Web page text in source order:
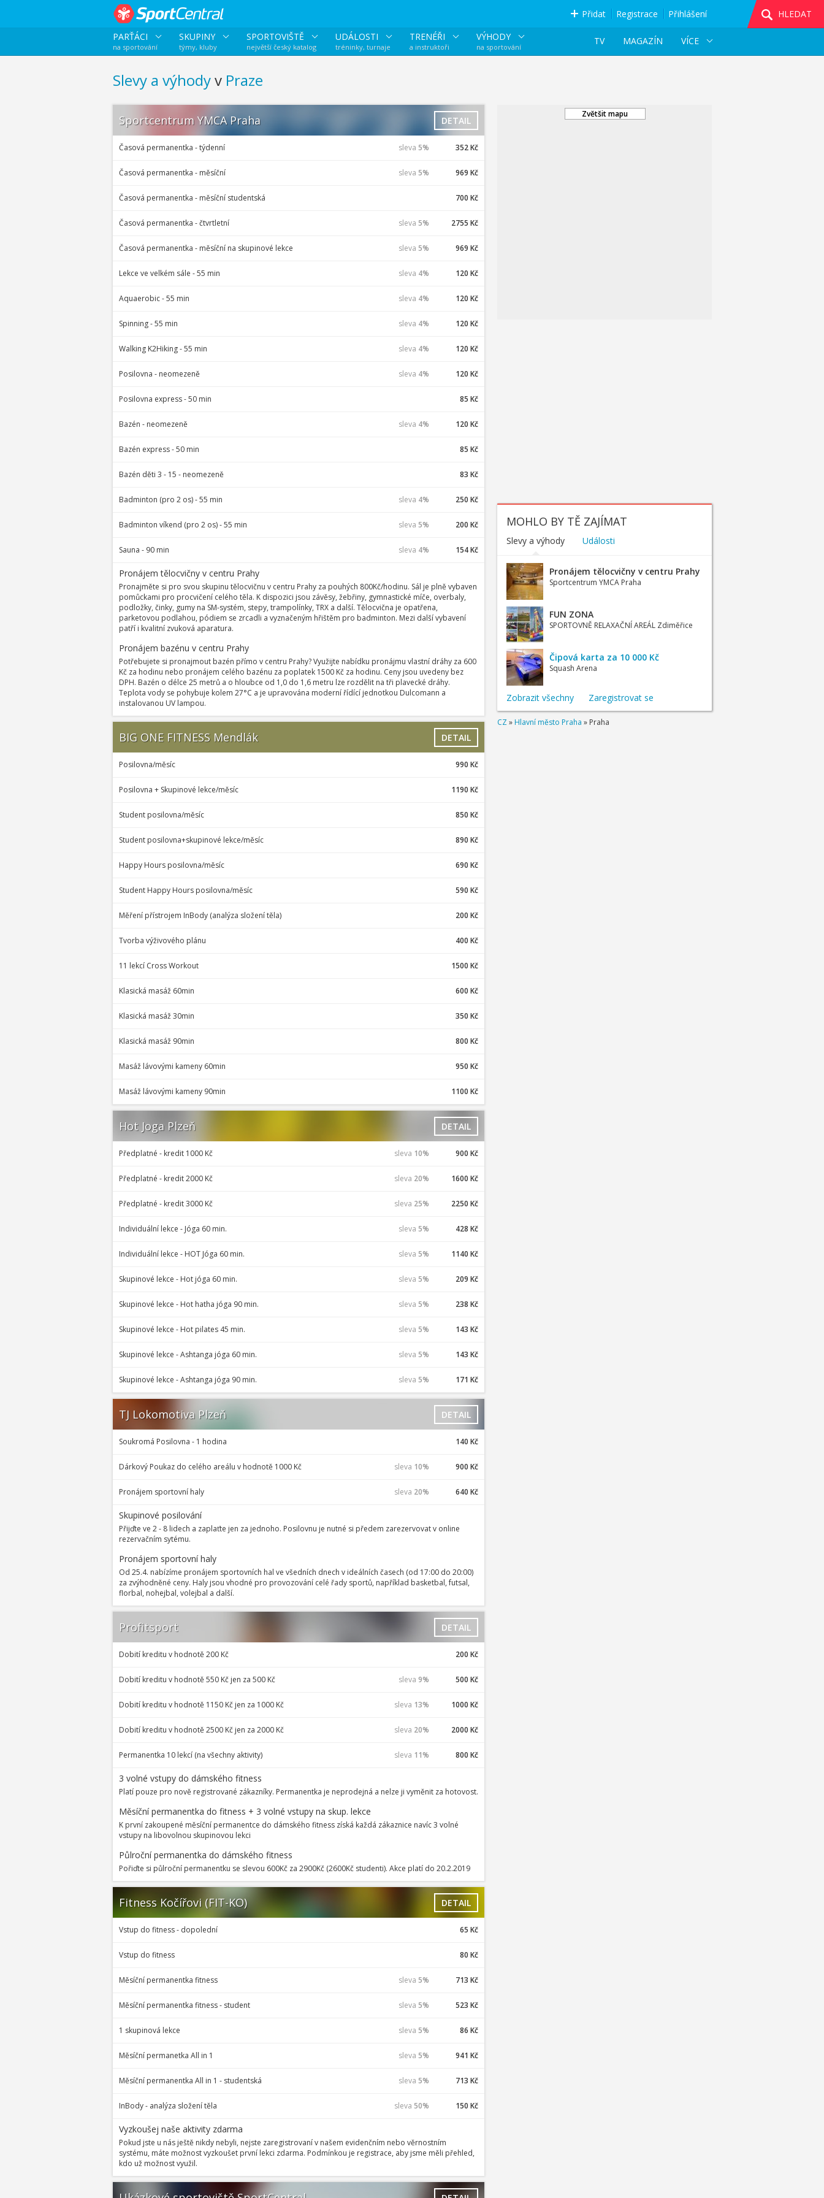
Přidat Registrace Přihlášení
HLEDAT
PARŤÁCI
na sportování
SKUPINY
týmy, kluby
SPORTOVIŠTĚ
největší český katalog
UDÁLOSTI
tréninky, turnaje
TRENÉŘI
a instruktoři
VÝHODY
na sportování
VÍCE
MAGAZÍN
TV
Slevy a výhodyvPraze
Sportcentrum YMCA Praha DETAIL
Časová permanentka - týdenní 352 Kč
sleva 5%
Časová permanentka - měsíční 969 Kč
sleva 5%
Časová permanentka - měsíční studentská 700 Kč
Časová permanentka - čtvrtletní 2755 Kč
sleva 5%
Časová permanentka - měsíční na skupinové lekce 969 Kč
sleva 5%
Lekce ve velkém sále - 55 min 120 Kč
sleva 4%
Aquaerobic - 55 min 120 Kč
sleva 4%
Spinning - 55 min 120 Kč
sleva 4%
Walking K2Hiking - 55 min 120 Kč
sleva 4%
Posilovna - neomezeně 120 Kč
sleva 4%
Posilovna express - 50 min 85 Kč
Bazén - neomezeně 120 Kč
sleva 4%
Bazén express - 50 min 85 Kč
Bazén děti 3 - 15 - neomezeně 83 Kč
Badminton (pro 2 os) - 55 min 250 Kč
sleva 4%
Badminton víkend (pro 2 os) - 55 min 200 Kč
sleva 5%
Sauna - 90 min 154 Kč
sleva 4%
Pronájem tělocvičny v centru Prahy
Pronajměte si pro svou skupinu tělocvičnu v centru Prahy za pouhých 800Kč/hodinu. Sál je plně vybaven
pomůckami pro procvičení celého těla. K dispozici jsou závěsy, žebřiny, gymnastické míče, overbaly,
podložky, činky, gumy na SM-systém, stepy, trampolínky, TRX a další. Tělocvična je opatřena,
parketovou podlahou, pódiem se zrcadli a vyznačeným hřištěm pro badminton. Mezi další vybavení
patří i kvalitní zvuková aparatura.
Pronájem bazénu v centru Prahy
Potřebujete si pronajmout bazén přímo v centru Prahy? Využijte nabídku pronájmu vlastní dráhy za 600
Kč za hodinu nebo pronájem celého bazénu za poplatek 1500 Kč za hodinu. Ceny jsou uvedeny bez
DPH. Bazén o délce 25 metrů a o hloubce od 1,0 do 1,6 metru lze rozdělit na tři plavecké dráhy.
Teplota vody se pohybuje kolem 27°C a je upravována moderní řídící jednotkou Dulcomann a
instalovanou UV lampou.
BIG ONE FITNESS Mendlák DETAIL
Posilovna/měsíc 990 Kč
Posilovna + Skupinové lekce/měsíc 1190 Kč
Student posilovna/měsíc 850 Kč
Student posilovna+skupinové lekce/měsíc 890 Kč
Happy Hours posilovna/měsíc 690 Kč
Student Happy Hours posilovna/měsíc 590 Kč
Měření přístrojem InBody (analýza složení těla) 200 Kč
Tvorba výživového plánu 400 Kč
11 lekcí Cross Workout 1500 Kč
Klasická masáž 60min 600 Kč
Klasická masáž 30min 350 Kč
Klasická masáž 90min 800 Kč
Masáž lávovými kameny 60min 950 Kč
Masáž lávovými kameny 90min 1100 Kč
Hot Joga Plzeň DETAIL
Předplatné - kredit 1000 Kč 900 Kč
sleva 10%
Předplatné - kredit 2000 Kč 1600 Kč
sleva 20%
Předplatné - kredit 3000 Kč 2250 Kč
sleva 25%
Individuální lekce - Jóga 60 min. 428 Kč
sleva 5%
Individuální lekce - HOT Jóga 60 min. 1140 Kč
sleva 5%
Skupinové lekce - Hot jóga 60 min. 209 Kč
sleva 5%
Skupinové lekce - Hot hatha jóga 90 min. 238 Kč
sleva 5%
Skupinové lekce - Hot pilates 45 min. 143 Kč
sleva 5%
Skupinové lekce - Ashtanga jóga 60 min. 143 Kč
sleva 5%
Skupinové lekce - Ashtanga jóga 90 min. 171 Kč
sleva 5%
TJ Lokomotiva Plzeň DETAIL
Soukromá Posilovna - 1 hodina 140 Kč
Dárkový Poukaz do celého areálu v hodnotě 1000 Kč 900 Kč
sleva 10%
Pronájem sportovní haly 640 Kč
sleva 20%
Skupinové posilování
Přijďte ve 2 - 8 lidech a zaplaťte jen za jednoho. Posilovnu je nutné si předem zarezervovat v online
rezervačním sytému.
Pronájem sportovní haly
Od 25.4. nabízíme pronájem sportovních hal ve všedních dnech v ideálních časech (od 17:00 do 20:00)
za zvýhodněné ceny. Haly jsou vhodné pro provozování celé řady sportů, například basketbal, futsal,
florbal, nohejbal, volejbal a další.
Profitsport DETAIL
Dobití kreditu v hodnotě 200 Kč 200 Kč
Dobití kreditu v hodnotě 550 Kč jen za 500 Kč 500 Kč
sleva 9%
Dobití kreditu v hodnotě 1150 Kč jen za 1000 Kč 1000 Kč
sleva 13%
Dobití kreditu v hodnotě 2500 Kč jen za 2000 Kč 2000 Kč
sleva 20%
Permanentka 10 lekcí (na všechny aktivity) 800 Kč
sleva 11%
3 volné vstupy do dámského fitness
Platí pouze pro nově registrované zákazníky. Permanentka je neprodejná a nelze ji vyměnit za hotovost.
Měsíční permanentka do fitness + 3 volné vstupy na skup. lekce
K první zakoupené měsíční permanentce do dámského fitness získá každá zákaznice navíc 3 volné
vstupy na libovolnou skupinovou lekci
Půlroční permanentka do dámského fitness
Pořiďte si půlroční permanentku se slevou 600Kč za 2900Kč (2600Kč studenti). Akce platí do 20.2.2019
Fitness Kočířovi (FIT-KO) DETAIL
Vstup do fitness - dopolední 65 Kč
Vstup do fitness 80 Kč
Měsíční permanentka fitness 713 Kč
sleva 5%
Měsíční permanentka fitness - student 523 Kč
sleva 5%
1 skupinová lekce 86 Kč
sleva 5%
Měsíční permanetka All in 1 941 Kč
sleva 5%
Měsíční permanentka All in 1 - studentská 713 Kč
sleva 5%
InBody - analýza složení těla 150 Kč
sleva 50%
Vyzkoušej naše aktivity zdarma
Pokud jste u nás ještě nikdy nebyli, nejste zaregistrovaní v našem evidenčním nebo věrnostním
systému, máte možnost vyzkoušet první lekci zdarma. Podmínkou je registrace, aby jsme měli přehled,
kdo už možnost využil.
Zvětšit mapu
MOHLO BY TĚ ZAJÍMAT
Slevy a výhody Události
Pronájem tělocvičny v centru Prahy
Sportcentrum YMCA Praha
FUN ZONA
SPORTOVNĚ RELAXAČNÍ AREÁL Zdiměřice
Čipová karta za 10 000 Kč
Squash Arena
Zobrazit všechny Zaregistrovat se
CZ» Hlavní město Praha » Praha